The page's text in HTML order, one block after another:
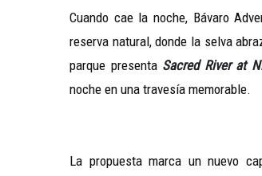
Cuando cae la noche, Bávaro
reserva natural, donde la selva
parque presenta Sacred River at
noche en una travesía memorable.
La propuesta marca un nuevo